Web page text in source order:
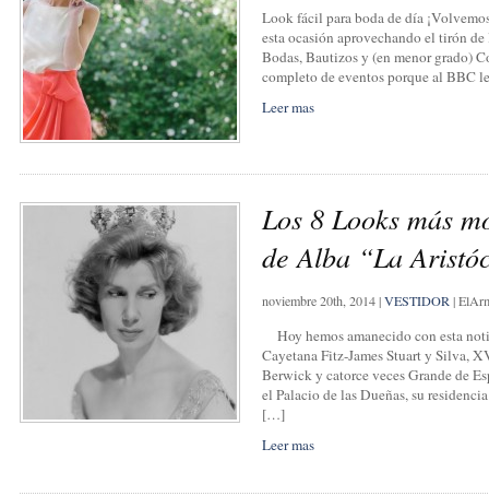
Look fácil para boda de día
esta ocasión aprovechando el tirón
Bodas, Bautizos y (en menor grado)
completo de eventos porque al BBC
Leer mas
Los 8 Looks más
de Alba “La
noviembre 20th, 2014|VESTIDOR |
Hoy hemos amanecido con esta
Cayetana Fitz-James Stuart y Silva,
Berwick y catorce veces Grande de
el Palacio de las Dueñas, su
[…]
Leer mas